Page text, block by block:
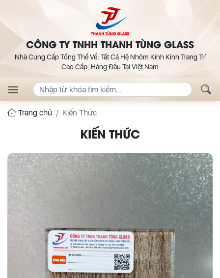
CÔNG TY TNHH THANH TÙNG GLASS
Nhà Cung Cấp Tổng Thể Về: Tất Cả Hệ Nhôm Kính Kính Trang Trí
Cao Cấp, Hàng Đầu Tại Việt Nam
Trang chủ Kiến Thức
KIẾN THỨC